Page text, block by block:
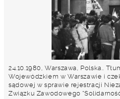
24.10.1980, Warszawa, Polska..
Wojewódzkiem w Warszawie i
sądowej w sprawie rejestracji
Związku Zawodowego